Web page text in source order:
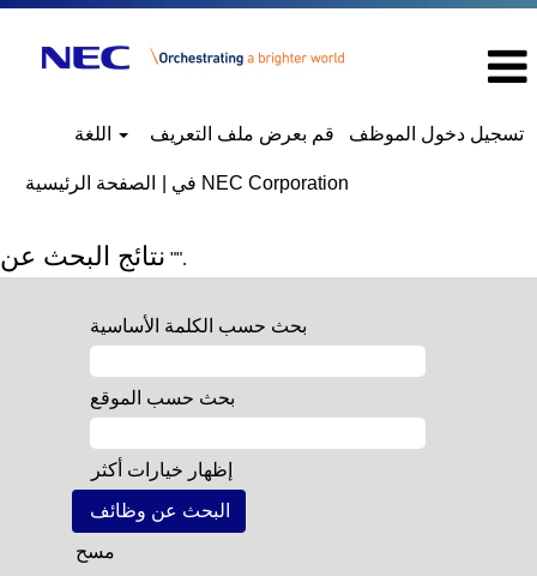
قم بعرض ملف التعريف تسجيل دخول الموظف
الصفحة الرئيسية في NEC Corporation
نتائج البحث عن "".
بحث حسب الكلمة الأساسية
بحث حسب الموقع
إظهار خيارات أكثر
مسح